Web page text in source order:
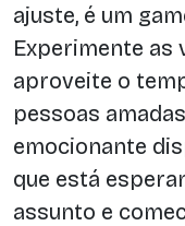
ajuste, é um
Experimente as
aproveite o
pessoas
emocionante
que está
assunto e